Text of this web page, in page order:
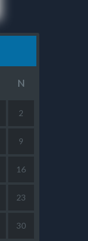
N
2
9
16
23
30